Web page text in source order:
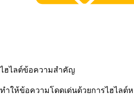
ไฮไลต์ข้อความสำคัญ
ทำให้ข้อความโดดเด่นด้วยการไฮไลต์